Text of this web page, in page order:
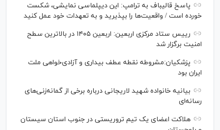
پاسخ قالیباف به ترامپ: این دیپلماسی نمایشی، شکست
خورده است / واقعیت‌ها را بپذیرید و به تعهدات خود عمل کنید
رییس ستاد مرکزی اربعین: اربعین ۱۴۰۵ در بالاترین سطح
امنیت برگزار شد
پزشکیان:مشروطه نقطه عطف بیداری و آزادی‌خواهی ملت
ایران بود
بیانیه خانواده شهید لاریجانی درباره برخی از گمانه‌زنی‌های
رسانه‌ای
هلاکت اعضای یک تیم تروریستی در جنوب استان سیستان